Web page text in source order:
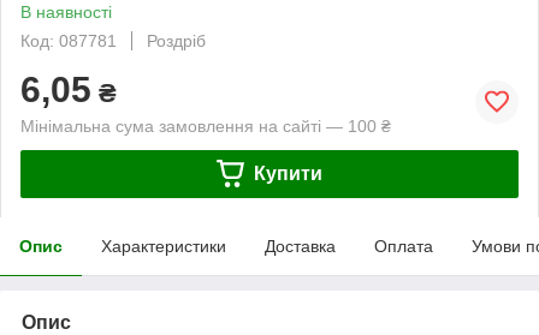
В наявності
Код: 087781
Роздріб
6,05 ₴
Мінімальна сума замовлення на сайті — 100 ₴
Купити
Опис Характеристики Доставка Оплата Умови
Опис